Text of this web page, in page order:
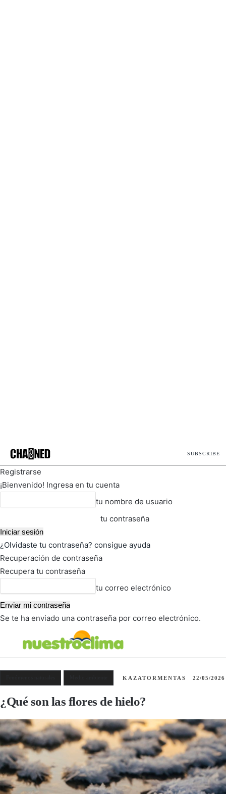
SUBSCRIBE
Registrarse
¡Bienvenido! Ingresa en tu cuenta
tu nombre de usuario
tu contraseña
¿Olvidaste tu contraseña? consigue ayuda
Recuperación de contraseña
Recupera tu contraseña
tu correo electrónico
Se te ha enviado una contraseña por correo electrónico.
KAZATORMENTAS 22/05/2026
¿Qué son las flores de hielo?